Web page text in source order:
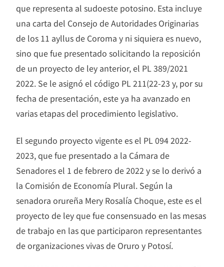
que representa al sudoeste potosino. Esta incluye
una carta del Consejo de Autoridades Originarias
de los 11 ayllus de Coroma y ni siquiera es nuevo,
sino que fue presentado solicitando la reposición
de un proyecto de ley anterior, el PL 389/2021
2022. Se le asignó el código PL 211(22-23 y, por su
fecha de presentación, este ya ha avanzado en
varias etapas del procedimiento legislativo.
El segundo proyecto vigente es el PL 094 2022-
2023, que fue presentado a la Cámara de
Senadores el 1 de febrero de 2022 y se lo derivó a
la Comisión de Economía Plural. Según la
senadora orureña Mery Rosalía Choque, este es el
proyecto de ley que fue consensuado en las mesas
de trabajo en las que participaron representantes
de organizaciones vivas de Oruro y Potosí.